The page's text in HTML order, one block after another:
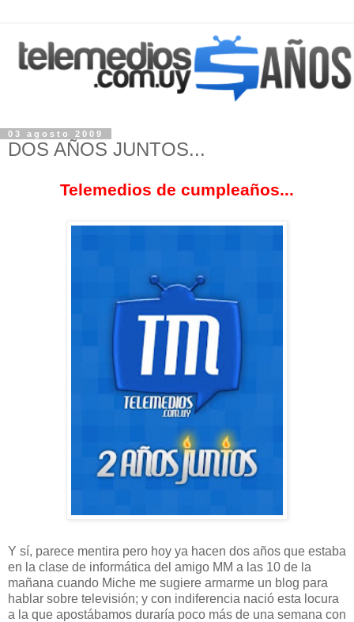
03 agosto 2009
DOS AÑOS JUNTOS...
Telemedios de cumpleaños...
Y sí, parece mentira pero hoy ya hacen dos años que estaba
en la clase de informática del amigo MM a las 10 de la
mañana cuando Miche me sugiere armarme un blog para
hablar sobre televisión; y con indiferencia nació esta locura
a la que apostábamos duraría poco más de una semana con